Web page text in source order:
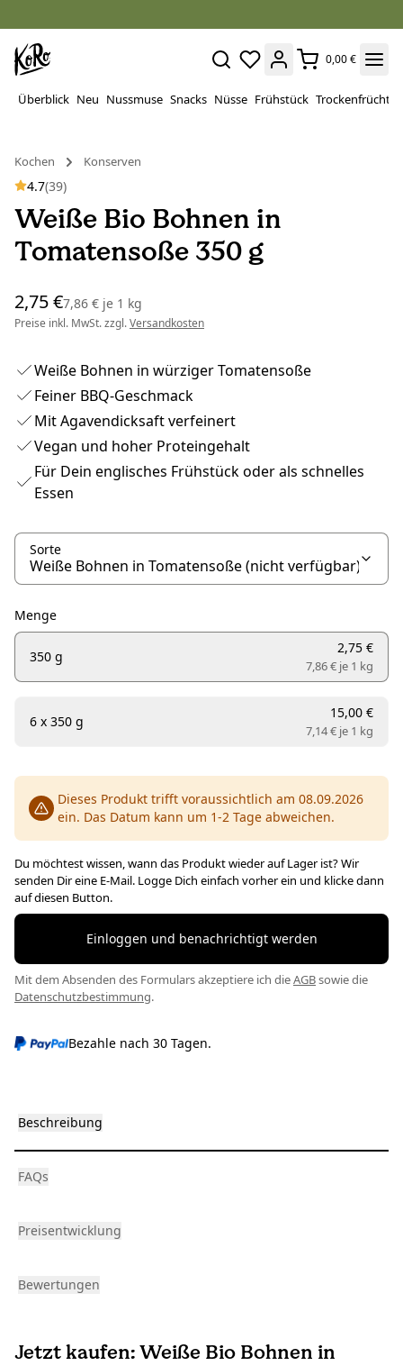
0,00 €
Überblick Neu Nussmuse Snacks Nüsse Frühstück Trockenfrüchte
Kochen
Konserven
4.7(39)
Weiße Bio Bohnen in
Tomatensoße 350 g
2,75 €7,86 € je 1 kg
Preise inkl. MwSt. zzgl.Versandkosten
Weiße Bohnen in würziger Tomatensoße
Feiner BBQ-Geschmack
Mit Agavendicksaft verfeinert
Vegan und hoher Proteingehalt
Für Dein englisches Frühstück oder als schnelles
Essen
Sorte
Menge
350 g
2,75 €
7,86 € je 1 kg
6 x 350 g
15,00 €
7,14 € je 1 kg
Dieses Produkt trifft voraussichtlich am 08.09.2026
ein. Das Datum kann um 1-2 Tage abweichen.
Du möchtest wissen, wann das Produkt wieder auf Lager ist? Wir
senden Dir eine E-Mail. Logge Dich einfach vorher ein und klicke dann
auf diesen Button.
Einloggen und benachrichtigt werden
Mit dem Absenden des Formulars akzeptiere ich dieAGBsowie die
Datenschutzbestimmung.
Bezahle nach 30 Tagen.
Beschreibung
FAQs
Preisentwicklung
Bewertungen
Jetzt kaufen: Weiße Bio Bohnen in